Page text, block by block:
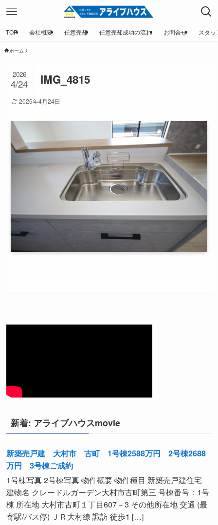
TOP 会社概要 任意売却 任意売却成功の流れ お問合せ スタ
ホーム
IMG_4815
2026
4/24
2026年4月24日
新着: アライブハウスmovie
新築売戸建 大村市 古町 1号棟2588万円 2号棟2688
万円 3号棟ご成約
1号棟写真 2号棟写真 物件概要 物件種目 新築売戸建住宅
建物名 クレードルガーデン大村市古町第三 号棟番号：1号
棟 所在地 大村市古町１丁目607－3 その他所在地 交通 (最
寄駅/バス停) ＪＲ大村線 諏訪 徒歩1 […]